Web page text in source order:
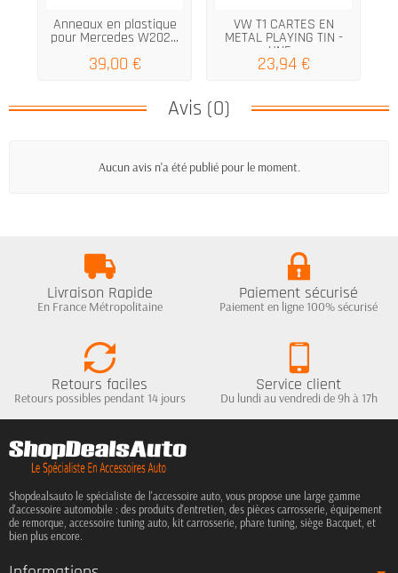
Anneaux en plastique
pour Mercedes W202...
39,00 €
VW T1 CARTES EN
METAL PLAYING TIN -
UNE...
23,94 €
Avis (0)
Aucun avis n'a été publié pour le moment.
Livraison Rapide
En France Métropolitaine
Paiement sécurisé
Paiement en ligne 100% sécurisé
Retours faciles
Retours possibles pendant 14 jours
Service client
Du lundi au vendredi de 9h à 17h
Shopdealsauto le spécialiste de l'accessoire auto, vous propose une large gamme
d'accessoire automobile : des produits d'entretien, des pièces carrosserie, équipement
de remorque, accessoire tuning auto, kit carrosserie, phare tuning, siège Bacquet, et
bien plus encore.